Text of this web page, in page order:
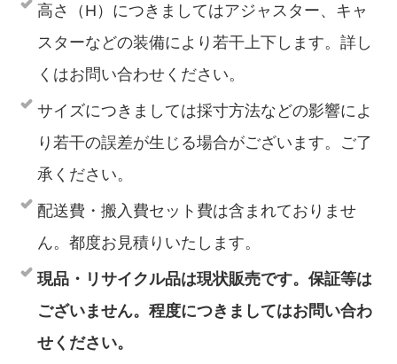
高さ（H）につきましてはアジャスター、キャ
スターなどの装備により若干上下します。詳し
くはお問い合わせください。
サイズにつきましては採寸方法などの影響によ
り若干の誤差が生じる場合がございます。ご了
承ください。
配送費・搬入費セット費は含まれておりませ
ん。都度お見積りいたします。
現品・リサイクル品は現状販売です。保証等は
ございません。程度につきましてはお問い合わ
せください。